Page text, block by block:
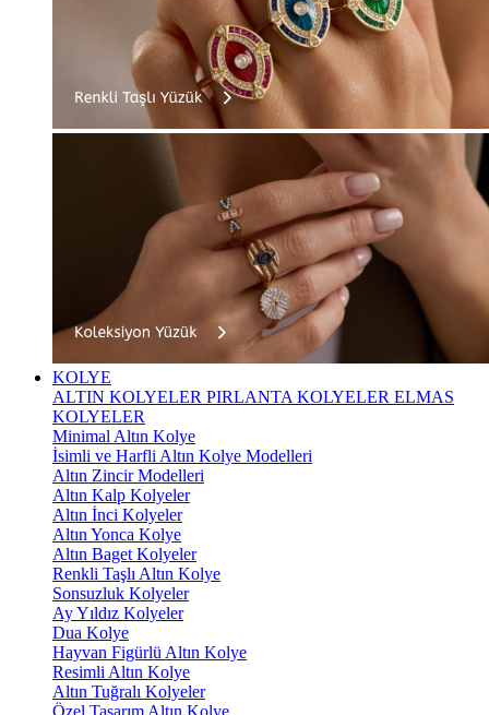
KOLYE
ALTIN KOLYELER PIRLANTA KOLYELER ELMAS
KOLYELER
Minimal Altın Kolye
İsimli ve Harfli Altın Kolye Modelleri
Altın Zincir Modelleri
Altın Kalp Kolyeler
Altın İnci Kolyeler
Altın Yonca Kolye
Altın Baget Kolyeler
Renkli Taşlı Altın Kolye
Sonsuzluk Kolyeler
Ay Yıldız Kolyeler
Dua Kolye
Hayvan Figürlü Altın Kolye
Resimli Altın Kolye
Altın Tuğralı Kolyeler
Özel Tasarım Altın Kolye